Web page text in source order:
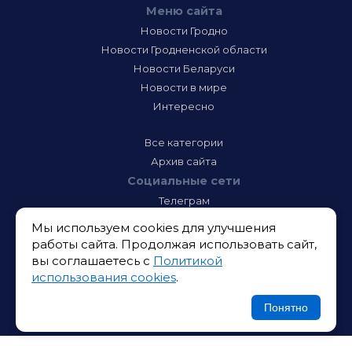
Меню сайта
Новости Гродно
Новости Гродненской области
Новости Беларуси
Новости в мире
Интересно
Все категории
Архив сайта
Социальные сети
Телеграм
Инстаграм
Тик-Ток
Одноклассники
ВК
Мы используем cookies для улучшения
работы сайта. Продолжая использовать сайт,
вы соглашаетесь с Политикой
использования cookies.
Понятно